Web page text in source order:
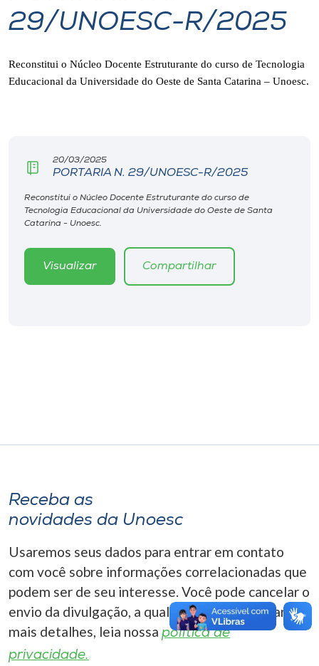
I.nova
Diplomados
CPA
Biblioteca
Rádio
A+
29/UNOESC-R/2025
Reconstitui o Núcleo Docente Estruturante do curso de Tecnologia
Educacional da Universidade do Oeste de Santa Catarina – Unoesc.
20/03/2025
PORTARIA N. 29/UNOESC-R/2025
Reconstitui o Núcleo Docente Estruturante do curso de
Tecnologia Educacional da Universidade do Oeste de Santa
Catarina - Unoesc.
Visualizar Compartilhar
Receba as
novidades da Unoesc
Usaremos seus dados para entrar em contato
com você sobre informações correlacionadas que
podem ser de seu interesse. Você pode cancelar o
envio da divulgação, a qualquer momento. Para
mais detalhes, leia nossa política de
privacidade.